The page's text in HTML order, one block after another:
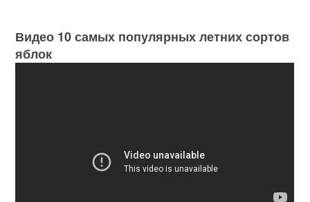
Видео 10 самых популярных летних сортов
яблок